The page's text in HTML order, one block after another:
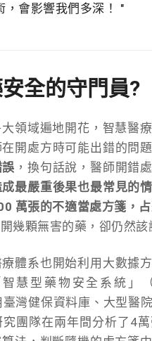
會影響我們多深！
全的守門員?
領域遍地開花，智慧醫
開處方時可能出錯的問
，換句話說，醫師開錯
最嚴重後果也最常見的
萬張的不適當處方箋，
幾顆無害的藥，卻仍然該
體系也開始利用大數據
慧型藥物安全系統」
臺灣健保資料庫、大型醫
團隊在兩年間分析了4